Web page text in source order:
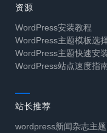
资源
WordPress安装教程
WordPress主题模板选
WordPress主题快速安
WordPress站点速度指
站长推荐
wordpress新闻杂志主